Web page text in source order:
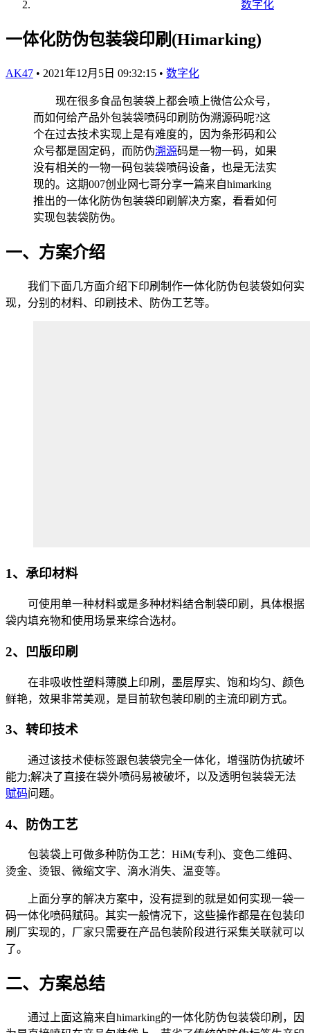
数字化
一体化防伪包装袋印刷(Himarking)
AK47 • 2021年12月5日 09:32:15 • 数字化
现在很多食品包装袋上都会喷上微信公众号，
而如何给产品外包装袋喷码印刷防伪溯源码呢?这
个在过去技术实现上是有难度的，因为条形码和公
众号都是固定码，而防伪溯源码是一物一码，如果
没有相关的一物一码包装袋喷码设备，也是无法实
现的。这期007创业网七哥分享一篇来自himarking
推出的一体化防伪包装袋印刷解决方案，看看如何
实现包装袋防伪。
一、方案介绍
我们下面几方面介绍下印刷制作一体化防伪包装袋如何实
现，分别的材料、印刷技术、防伪工艺等。
1、承印材料
可使用单一种材料或是多种材料结合制袋印刷，具体根据
袋内填充物和使用场景来综合选材。
2、凹版印刷
在非吸收性塑料薄膜上印刷，墨层厚实、饱和均匀、颜色
鲜艳，效果非常美观，是目前软包装印刷的主流印刷方式。
3、转印技术
通过该技术使标签跟包装袋完全一体化，增强防伪抗破坏
能力;解决了直接在袋外喷码易被破坏，以及透明包装袋无法
赋码问题。
4、防伪工艺
包装袋上可做多种防伪工艺：HiM(专利)、变色二维码、
烫金、烫银、微缩文字、滴水消失、温变等。
上面分享的解决方案中，没有提到的就是如何实现一袋一
码一体化喷码赋码。其实一般情况下，这些操作都是在包装印
刷厂实现的，厂家只需要在产品包装阶段进行采集关联就可以
了。
二、方案总结
通过上面这篇来自himarking的一体化防伪包装袋印刷，因